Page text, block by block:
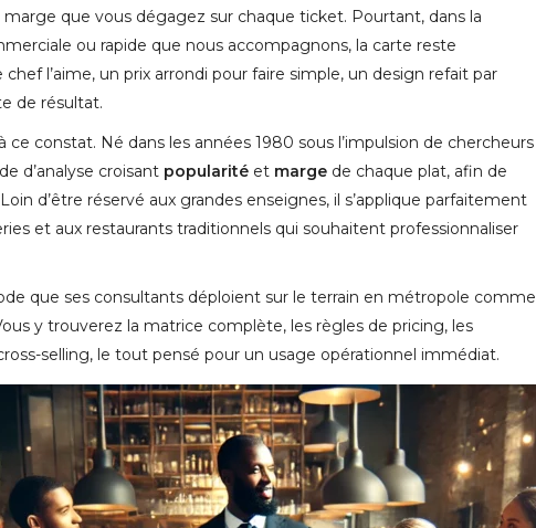
que vous dégagez sur chaque ticket. Pourtant, dans la
ou rapide que nous accompagnons, la carte reste
l’aime, un prix arrondi pour faire simple, un design refait par
de résultat.
constat. Né dans les années 1980 sous l’impulsion de chercheurs
d’analyse croisant popularité et marge de chaque plat, afin de
d’être réservé aux grandes enseignes, il s’applique parfaitement
et aux restaurants traditionnels qui souhaitent professionnaliser
que ses consultants déploient sur le terrain en métropole comme
y trouverez la matrice complète, les règles de pricing, les
selling, le tout pensé pour un usage opérationnel immédiat.